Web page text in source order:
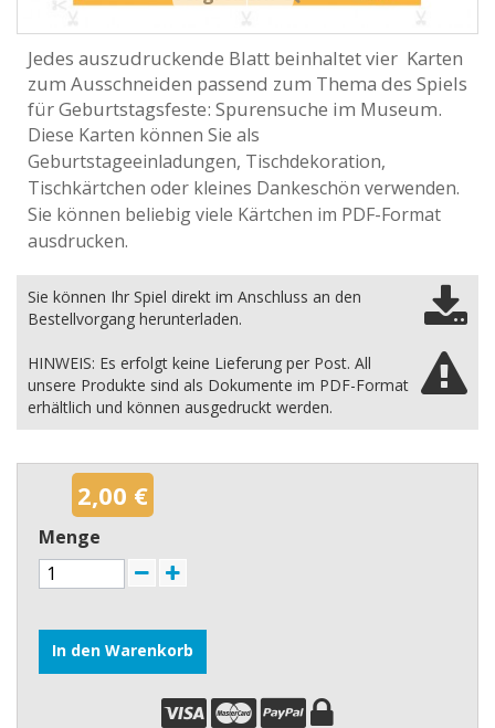
Jedes auszudruckende Blatt beinhaltet vier Karten
zum Ausschneiden passend zum Thema des Spiels
für Geburtstagsfeste: Spurensuche im Museum.
Diese Karten können Sie als
Geburtstageeinladungen, Tischdekoration,
Tischkärtchen oder kleines Dankeschön verwenden.
Sie können beliebig viele Kärtchen im PDF-Format
ausdrucken.
Sie können Ihr Spiel direkt im Anschluss an den
Bestellvorgang herunterladen.
HINWEIS: Es erfolgt keine Lieferung per Post. All
unsere Produkte sind als Dokumente im PDF-Format
erhältlich und können ausgedruckt werden.
2,00 €
Menge
In den Warenkorb